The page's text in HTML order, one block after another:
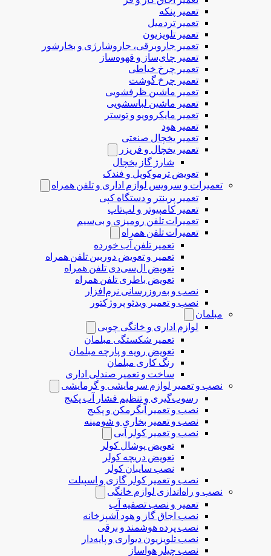
تعمیر پنکه
تعمیر تردمیل
تعمیر تلویزیون
تعمیر جاروبرقی، جاروشارژی و بخارشور
تعمیر چای‌ساز و قهوه‌ساز
تعمیر چرخ خیاطی
تعمیر چرخ گوشت
تعمیر ماشین ظرفشویی
تعمیر ماشین لباسشویی
تعمیر مایکروویو و توستر
تعمیر هود
تعمیر یخچال صنعتی
تعمیر یخچال و فریزر
شارژ گاز یخچال
تعویض ترموکوپل و فندک
تعمیرات و سرویس لوازم اداری و تلفن همراه
تعمیر پرینتر و دستگاه کپی
تعمیر کامپیوتر و لپ‌تاپ
تعمیرات تلفن رومیزی و بی‌سیم
تعمیرات تلفن همراه
تعمیر تلفن آب خورده
تعمیر و تعویض دوربین تلفن همراه
تعویض ال‌سی‌دی تلفن همراه
تعویض باطری تلفن همراه
نصب و به‌روزرسانی نرم‌افزار
نصب و تعمیر ویدئو پروژکتور
مبلمان
لوازم اداری و خانگی چوبی
تعمیر شکستگی مبلمان
تعویض رویه و پارچه مبلمان
رنگ کاری مبلمان
ساخت و تعمیر صندلی اداری
نصب و تعمیر لوازم سرمایشی و گرمایشی
رسوب‌گیری و تنظیم فشار آب پکیج
نصب و تعمیر آبگرمکن و پکیج
نصب و تعمیر بخاری و شومینه
نصب و تعمیر کولر آبی
تعویض پوشال کولر
تعویض دریچه کولر
نصب سایبان کولر
نصب و تعمیر کولر گازی و اسپیلت
نصب و راه‌اندازی لوازم خانگی
تعمیر و نصب تصفیه آب
نصب اجاق گاز و هود آشپزخانه
نصب پرده هوشمند و برقی
نصب تلویزیون دیواری و پایه‌دار
نصب چیلر هواساز